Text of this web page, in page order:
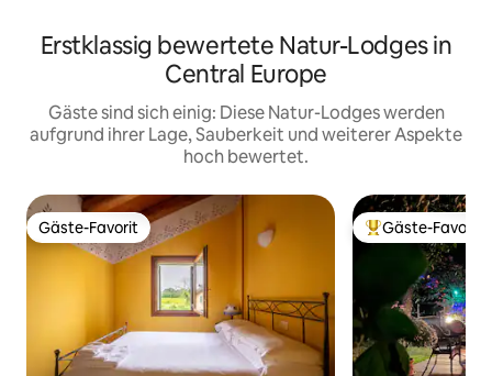
Erstklassig bewertete Natur-Lodges in
Central Europe
Gäste sind sich einig: Diese Natur-Lodges werden
aufgrund ihrer Lage, Sauberkeit und weiterer Aspekte
hoch bewertet.
Gäste-Favorit
Gäste-Favorit Beliebter Gäste-
Gäste-Favorit